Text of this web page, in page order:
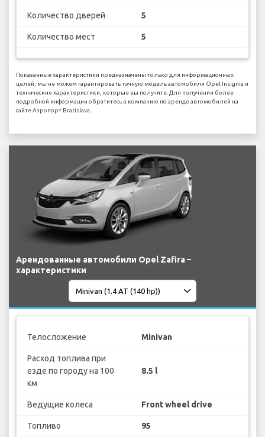
Количество дверей 5
Количество мест 5
Показанные характеристики предназначены только для информационных
целей, мы не можем гарантировать точную модель автомобиля Opel Insignia и
технические характеристики, которые вы получите. Для получения более
подробной информации обратитесь в компанию по аренде автомобилей на
сайте Аэропорт Bratislava.
Арендованные автомобили Opel Zafira –
характеристики
Телосложение Minivan
Расход топлива при
езде по городу на 100
км
8.5 l
Ведущие колеса Front wheel drive
Топливо 95